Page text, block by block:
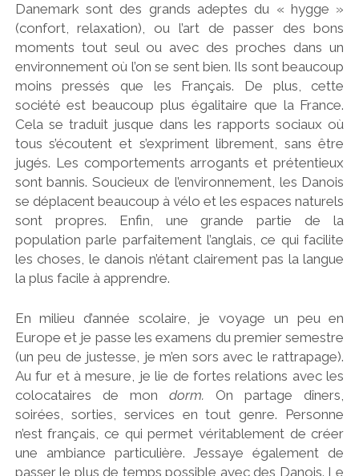
Danemark sont des grands adeptes du « hygge »
(confort, relaxation), ou l’art de passer des bons
moments tout seul ou avec des proches dans un
environnement où l’on se sent bien. Ils sont beaucoup
moins pressés que les Français. De plus, cette
société est beaucoup plus égalitaire que la France.
Cela se traduit jusque dans les rapports sociaux où
tous s’écoutent et s’expriment librement, sans être
jugés. Les comportements arrogants et prétentieux
sont bannis. Soucieux de l’environnement, les Danois
se déplacent beaucoup à vélo et les espaces naturels
sont propres. Enfin, une grande partie de la
population parle parfaitement l’anglais, ce qui facilite
les choses, le danois n’étant clairement pas la langue
la plus facile à apprendre.
En milieu d’année scolaire, je voyage un peu en
Europe et je passe les examens du premier semestre
(un peu de justesse, je m’en sors avec le rattrapage).
Au fur et à mesure, je lie de fortes relations avec les
colocataires de mon dorm. On partage dîners,
soirées, sorties, services en tout genre. Personne
n’est français, ce qui permet véritablement de créer
une ambiance particulière. J’essaye également de
passer le plus de temps possible avec des Danois. Le